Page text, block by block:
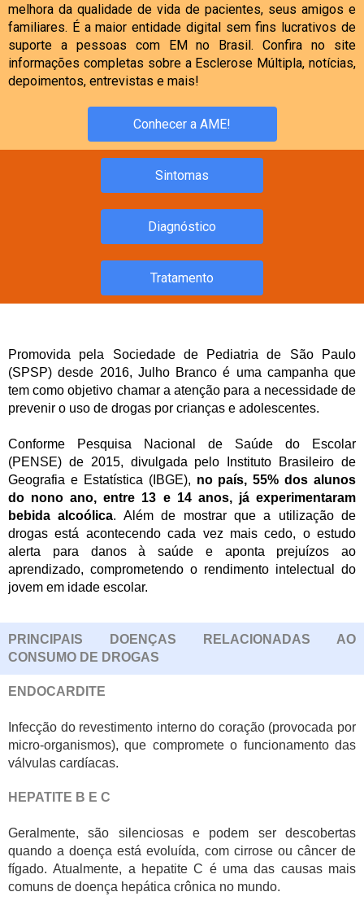
melhora da qualidade de vida de pacientes, seus amigos e
familiares. É a maior entidade digital sem fins lucrativos de
suporte a pessoas com EM no Brasil. Confira no site
informações completas sobre a Esclerose Múltipla, notícias,
depoimentos, entrevistas e mais!
Conhecer a AME!
Sintomas
Diagnóstico
Tratamento
Promovida pela Sociedade de Pediatria de São Paulo
(SPSP) desde 2016, Julho Branco é uma campanha que
tem como objetivo chamar a atenção para a necessidade de
prevenir o uso de drogas por crianças e adolescentes.
Conforme Pesquisa Nacional de Saúde do Escolar
(PENSE) de 2015, divulgada pelo Instituto Brasileiro de
Geografia e Estatística (IBGE), no país, 55% dos alunos
do nono ano, entre 13 e 14 anos, já experimentaram
bebida alcoólica. Além de mostrar que a utilização de
drogas está acontecendo cada vez mais cedo, o estudo
alerta para danos à saúde e aponta prejuízos ao
aprendizado, comprometendo o rendimento intelectual do
jovem em idade escolar.
PRINCIPAIS DOENÇAS RELACIONADAS AO
CONSUMO DE DROGAS
ENDOCARDITE
Infecção do revestimento interno do coração (provocada por
micro-organismos), que compromete o funcionamento das
válvulas cardíacas.
HEPATITE B E C
Geralmente, são silenciosas e podem ser descobertas
quando a doença está evoluída, com cirrose ou câncer de
fígado. Atualmente, a hepatite C é uma das causas mais
comuns de doença hepática crônica no mundo.